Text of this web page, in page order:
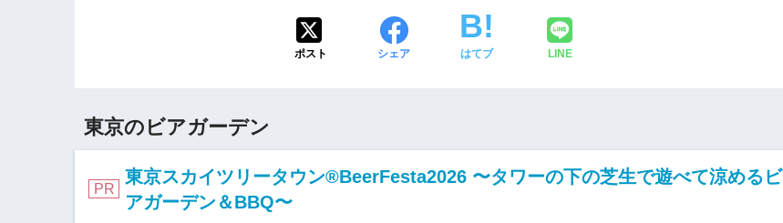
ポスト シェア はてブ LINE
東京のビアガーデン
PR
東京スカイツリータウン®BeerFesta2026 〜タワーの下の芝生で遊べて涼めるビ
アガーデン＆BBQ〜